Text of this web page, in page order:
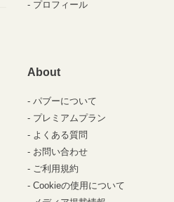
プロフィール
About
パブーについて
プレミアムプラン
よくある質問
お問い合わせ
ご利用規約
Cookieの使用について